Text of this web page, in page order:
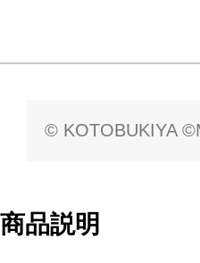
© KOTOBUKIYA
商品説明